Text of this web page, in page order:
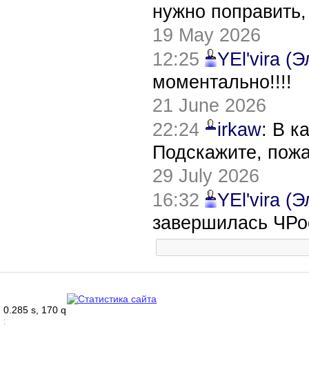
нужно
19 May 2026
12:25
YEl'vira
моментально!!!!
21 June 2026
22:24
irkaw: В
Подскажите,
29 July 2026
16:32
YEl'vira
завершилась
0.285 s, 170 q
: